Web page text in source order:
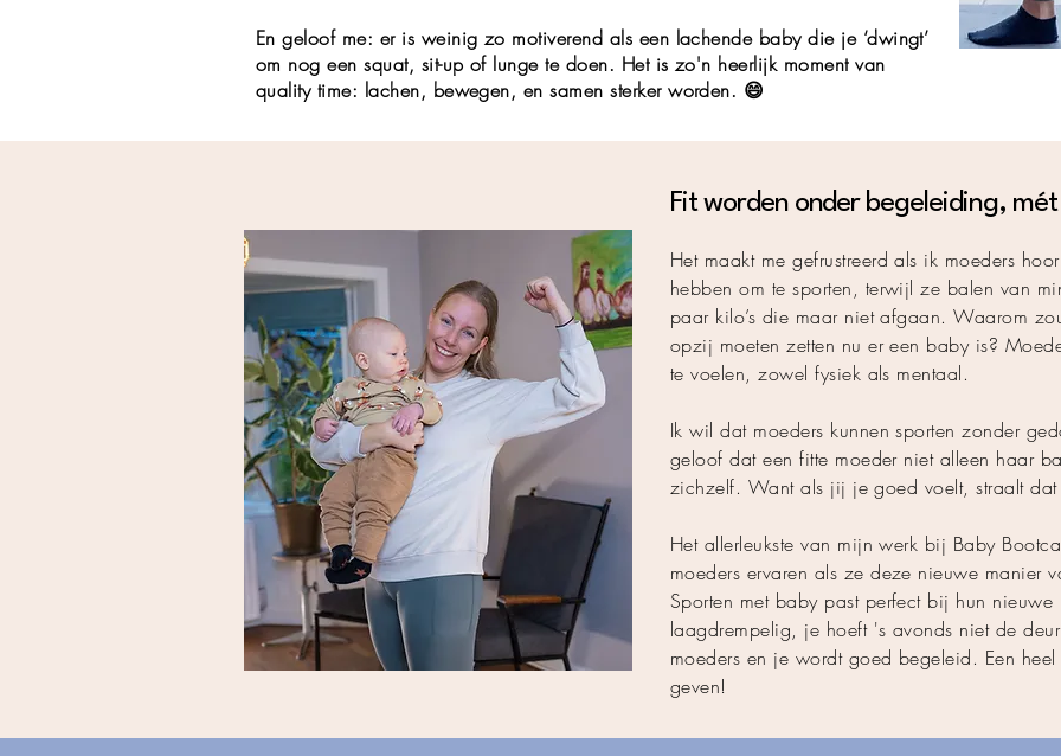
En geloof me: er is weinig zo motiverend als een lachende baby die je ‘dwingt’
om nog een squat, sit-up of lunge te doen. Het is zo'n heerlijk moment van
quality time: lachen, bewegen, en samen sterker worden. 😄
Fit worden onder begeleiding,
Het maakt me gefrustreerd als ik moeders
hebben om te sporten, terwijl ze balen van
paar kilo’s die maar niet afgaan. Waarom
opzij moeten zetten nu er een baby is?
te voelen, zowel fysiek als mentaal.
Ik wil dat moeders kunnen sporten zonder
geloof dat een fitte moeder niet alleen haar
zichzelf. Want als jij je goed voelt, straalt
Het allerleukste van mijn werk bij Baby
moeders ervaren als ze deze nieuwe manier
Sporten met baby past perfect bij hun nieuwe
laagdrempelig, je hoeft 's avonds niet de
moeders en je wordt goed begeleid. Een
geven!